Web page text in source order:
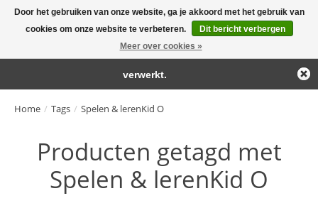
Large selection of products and fast shipping!
Home / Tags / Spelen & lerenKid O
Producten getagd met
Spelen & lerenKid O
Door het gebruiken van onze website, ga je akkoord met het gebruik van
cookies om onze website te verbeteren.
Dit bericht verbergen
Meer over cookies »
← Keer terug naar de backofficeDeze winkel is in aanbouw.
Eventueel geplaatste orders zullen niet worden gehonoreerd of
verwerkt.